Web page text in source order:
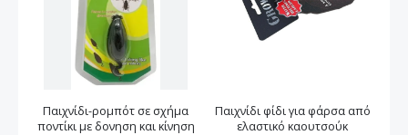
Παιχνίδι-ρομπότ σε σχήμα
ποντίκι με δονηση και κίνηση
Παιχνίδι φίδι για φάρσα από
ελαστικό καουτσούκ